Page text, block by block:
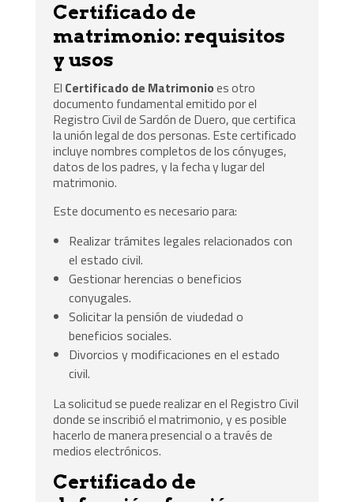
Certificado de
matrimonio: requisitos
y usos
El Certificado de Matrimonioes otro
documento fundamental emitido por el
Registro Civil de Sardón de Duero, que certifica
la unión legal de dos personas. Este certificado
incluye nombres completos de los cónyuges,
datos de los padres, y la fecha y lugar del
matrimonio.
Este documento es necesario para:
Realizar trámites legales relacionados con
el estado civil.
Gestionar herencias o beneficios
conyugales.
Solicitar la pensión de viudedad o
beneficios sociales.
Divorcios y modificaciones en el estado
civil.
La solicitud se puede realizar en el Registro Civil
donde se inscribió el matrimonio, y es posible
hacerlo de manera presencial o a través de
medios electrónicos.
Certificado de